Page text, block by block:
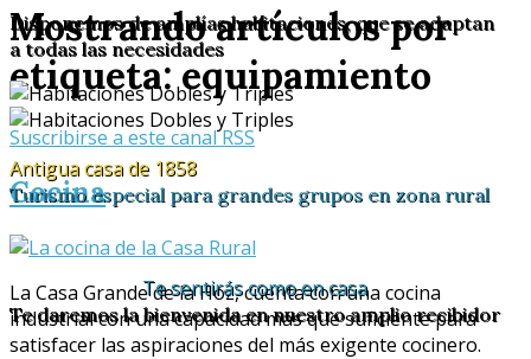
Disponemos de amplías habitaciones, que se adaptan
a todas las necesidades
Antigua casa de 1858
Turismo especial para grandes grupos en zona rural
Te sentirás como en casa
Te daremos la bienvenida en nuestro amplio recibidor
Mostrando artículos por
etiqueta: equipamiento
Suscribirse a este canal RSS
Cocina
La Casa Grande de la Hoz, cuenta con una cocina
industrial con una capacidad más que suficiente para
satisfacer las aspiraciones del más exigente cocinero.